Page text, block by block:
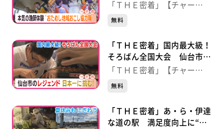
の漁体験”
「ＴＨＥ密着」【チャー
ジ！】
無料
「ＴＨＥ密着」国内最大級！
そろばん全国大会 仙台市の
レジェンドが日本一に挑む
「ＴＨＥ密着」【チャー
ジ！】
無料
「ＴＨＥ密着」あ・ら・伊達
な道の駅 満足度向上に“野